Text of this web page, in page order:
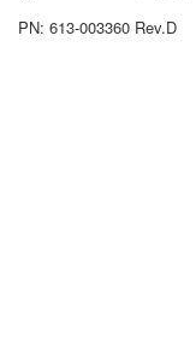
PN: 613-003360 Rev.D